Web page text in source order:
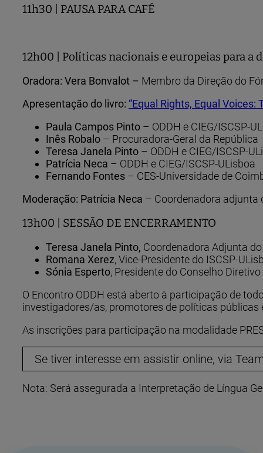
11h30 | PAUSA PARA CAFÉ
12h00 | Políticas nacionais e europeias para
Oradora: Vera Bonvalot – Membro da Direção do
Apresentação do livro: “Equal Rights, Equal
Paula Campos Pinto – ODDH e CIEG/ISCSP-
Inês Robalo – Procuradora-Geral da República
Teresa Janela Pinto – ODDH e CIEG/ISCSP-
Patrícia Neca – ODDH e CIEG/ISCSP-ULisboa
Fernando Fontes – CES-Universidade de
Moderação: Patrícia Neca – Coordenadora adjunta
13h00 | SESSÃO DE ENCERRAMENTO
Teresa Janela Pinto, Coordenadora Adjunta do
Romana Xerez, Vice-Presidente do ISCSP-
Sónia Esperto, Presidente do Conselho Diretivo
O Encontro ODDH está aberto à participação de
investigadores/as, promotores de políticas
As inscrições para participação na modalidade
Se tiver interesse em assistir online, via
Nota: Será assegurada a Interpretação de Língua